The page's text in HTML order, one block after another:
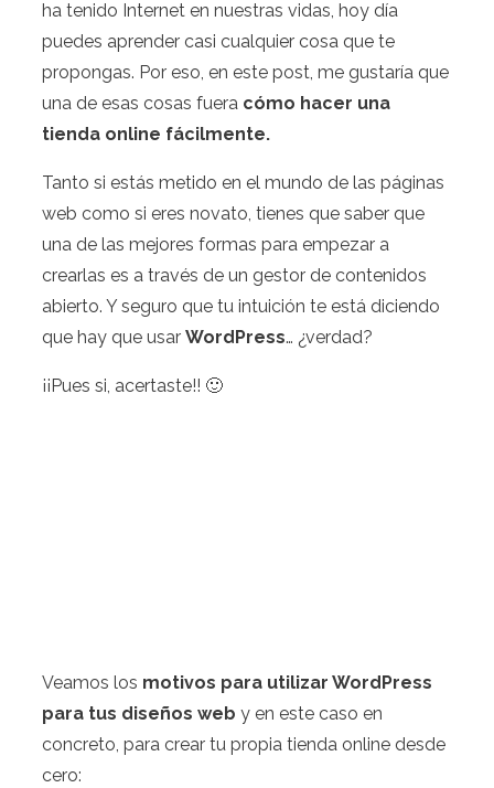
ha tenido Internet en nuestras vidas, hoy día
puedes aprender casi cualquier cosa que te
propongas. Por eso, en este post, me gustaría que
una de esas cosas fuera cómo hacer una
tienda online fácilmente.
Tanto si estás metido en el mundo de las páginas
web como si eres novato, tienes que saber que
una de las mejores formas para empezar a
crearlas es a través de un gestor de contenidos
abierto. Y seguro que tu intuición te está diciendo
que hay que usar WordPress… ¿verdad?
¡¡Pues si, acertaste!! 🙂
Veamos los motivos para utilizar WordPress
para tus diseños web y en este caso en
concreto, para crear tu propia tienda online desde
cero: